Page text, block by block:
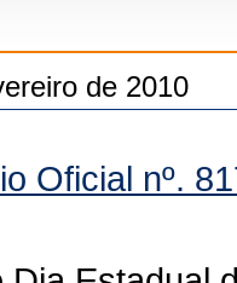
de 2010
Oficial nº.